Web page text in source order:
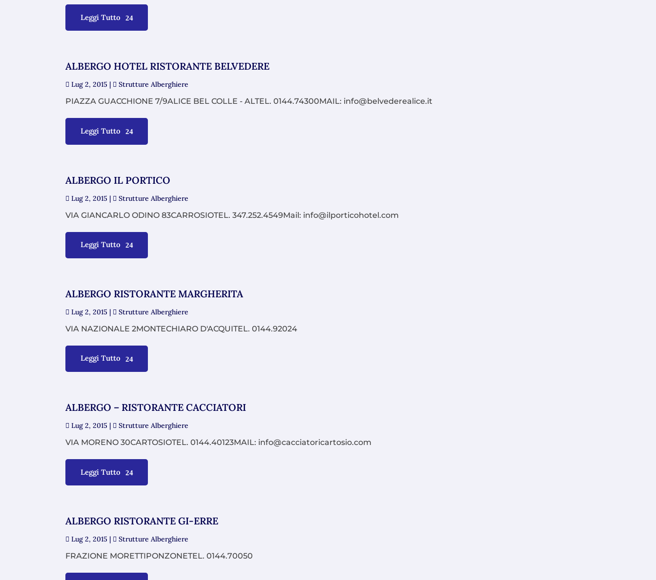
Leggi Tutto
ALBERGO HOTEL RISTORANTE BELVEDERE
Lug 2, 2015 | Strutture Alberghiere
PIAZZA GUACCHIONE 7/9ALICE BEL COLLE - ALTEL. 0144.74300MAIL: info@belvederealice.it
Leggi Tutto
ALBERGO IL PORTICO
Lug 2, 2015 | Strutture Alberghiere
VIA GIANCARLO ODINO 83CARROSIOTEL. 347.252.4549Mail: info@ilporticohotel.com
Leggi Tutto
ALBERGO RISTORANTE MARGHERITA
Lug 2, 2015 | Strutture Alberghiere
VIA NAZIONALE 2MONTECHIARO D'ACQUITEL. 0144.92024
Leggi Tutto
ALBERGO – RISTORANTE CACCIATORI
Lug 2, 2015 | Strutture Alberghiere
VIA MORENO 30CARTOSIOTEL. 0144.40123MAIL: info@cacciatoricartosio.com
Leggi Tutto
ALBERGO RISTORANTE GI-ERRE
Lug 2, 2015 | Strutture Alberghiere
FRAZIONE MORETTIPONZONETEL. 0144.70050